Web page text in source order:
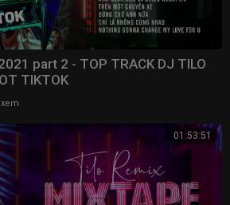
part 2 - TOP TRACK DJ TILO
TIKTOK
01:53:51